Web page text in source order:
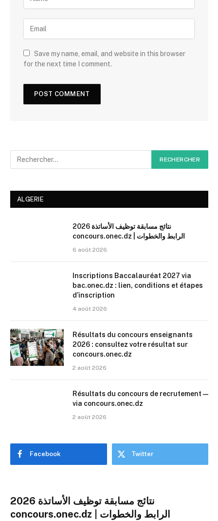
Save my name, email, and website in this browser
for the next time I comment.
ALGERIE
نتائج مسابقة توظيف الأساتذة 2026
concours.onec.dz | الرابط والخطوات
6 août 2026
Inscriptions Baccalauréat 2027 via
bac.onec.dz : lien, conditions et étapes
d’inscription
4 août 2026
Résultats du concours enseignants
2026 : consultez votre résultat sur
concours.onec.dz
2 août 2026
Résultats du concours de recrutement —
via concours.onec.dz
2 août 2026
Facebook Twitter
نتائج مسابقة توظيف الأساتذة 2026
concours.onec.dz | الرابط والخطوات